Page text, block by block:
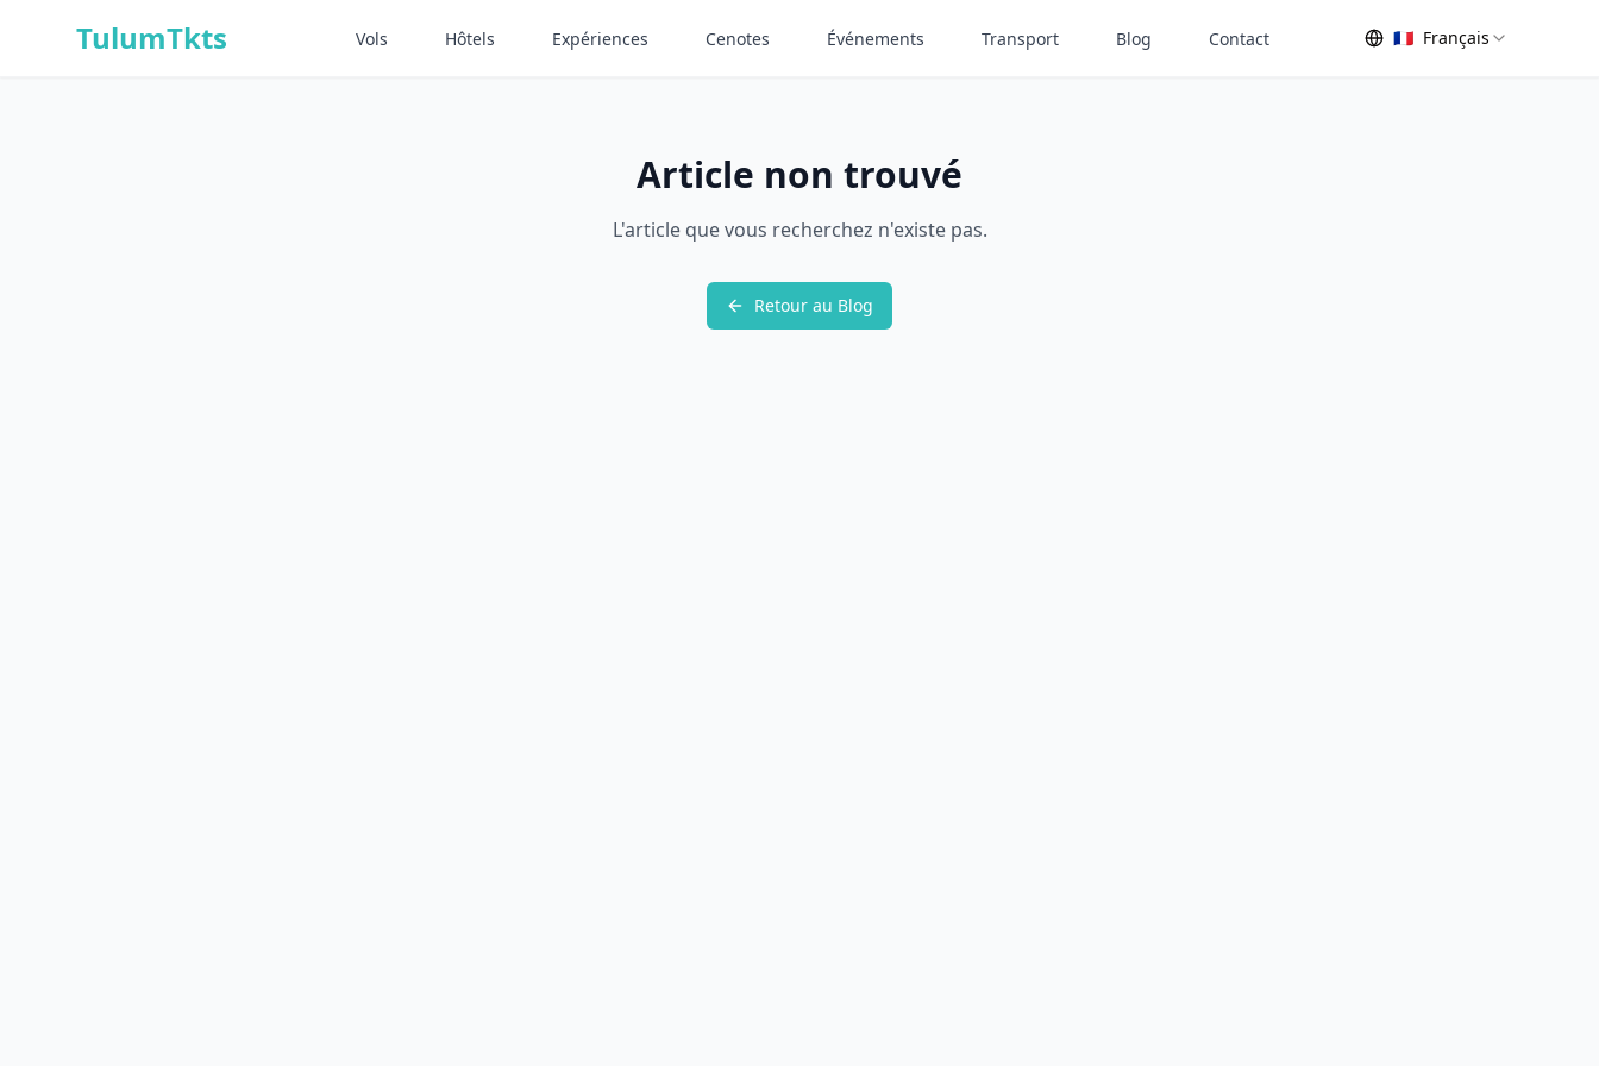
TulumTkts Vols Hôtels Expériences Cenotes Événements Transport Blog Contact 🇫🇷 Français
Article non trouvé
L'article que vous recherchez n'existe pas.
Retour au Blog